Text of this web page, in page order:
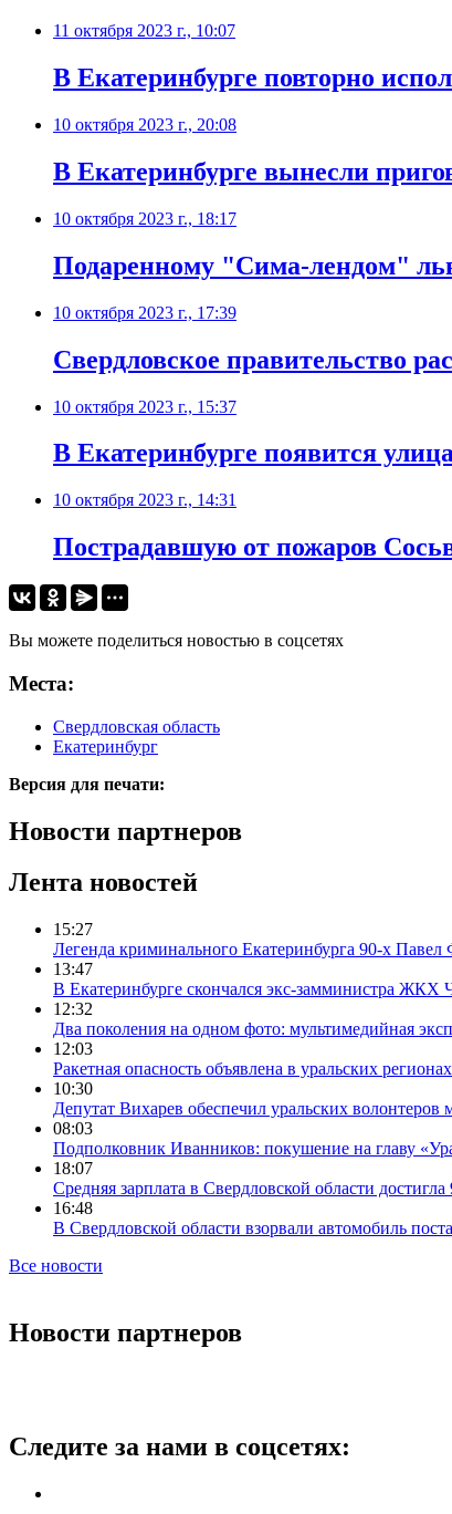
11 октября 2023 г., 10:07
В Екатеринбурге повторно
10 октября 2023 г., 20:08
В Екатеринбурге вынесли
10 октября 2023 г., 18:17
Подаренному "Сима-лендом"
10 октября 2023 г., 17:39
Свердловское правительство
10 октября 2023 г., 15:37
В Екатеринбурге появится
10 октября 2023 г., 14:31
Пострадавшую от пожаров
Вы можете поделиться новостью в соцсетях
Места:
Свердловская область
Екатеринбург
Версия для печати:
Новости партнеров
Лента новостей
15:27
Легенда криминального Екатеринбурга 90-х
13:47
В Екатеринбурге скончался экс-замминистра ЖКХ
12:32
Два поколения на одном фото: мультимедийная
12:03
Ракетная опасность объявлена в уральских регионах
10:30
Депутат Вихарев обеспечил уральских
08:03
Подполковник Иванников: покушение на главу
18:07
Средняя зарплата в Свердловской области достигла
16:48
В Свердловской области взорвали автомобиль
Все новости
Новости партнеров
Следите за нами в соцсетях: